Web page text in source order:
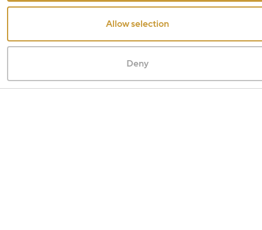
Allow selection
Deny